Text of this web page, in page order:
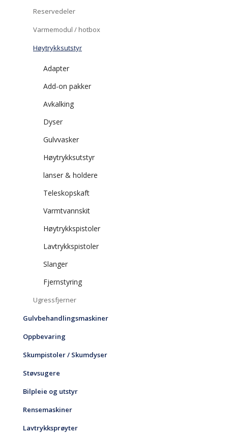
Reservedeler
Varmemodul / hotbox
Høytrykksutstyr
Adapter
Add-on pakker
Avkalking
Dyser
Gulvvasker
Høytrykksutstyr
lanser & holdere
Teleskopskaft
Varmtvannskit
Høytrykkspistoler
Lavtrykkspistoler
Slanger
Fjernstyring
Ugressfjerner
Gulvbehandlingsmaskiner
Oppbevaring
Skumpistoler / Skumdyser
Støvsugere
Bilpleie og utstyr
Rensemaskiner
Lavtrykksprøyter